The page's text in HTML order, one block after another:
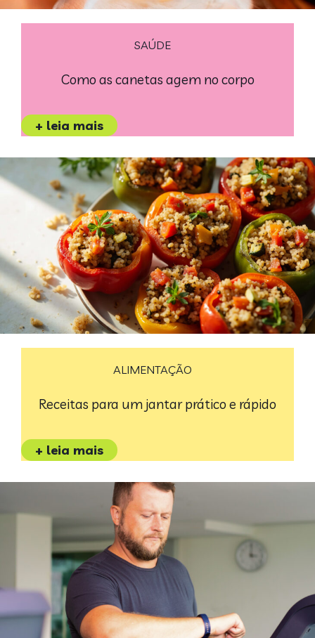
SAÚDE
Como as canetas agem no corpo
+ leia mais
ALIMENTAÇÃO
Receitas para um jantar prático e rápido
+ leia mais